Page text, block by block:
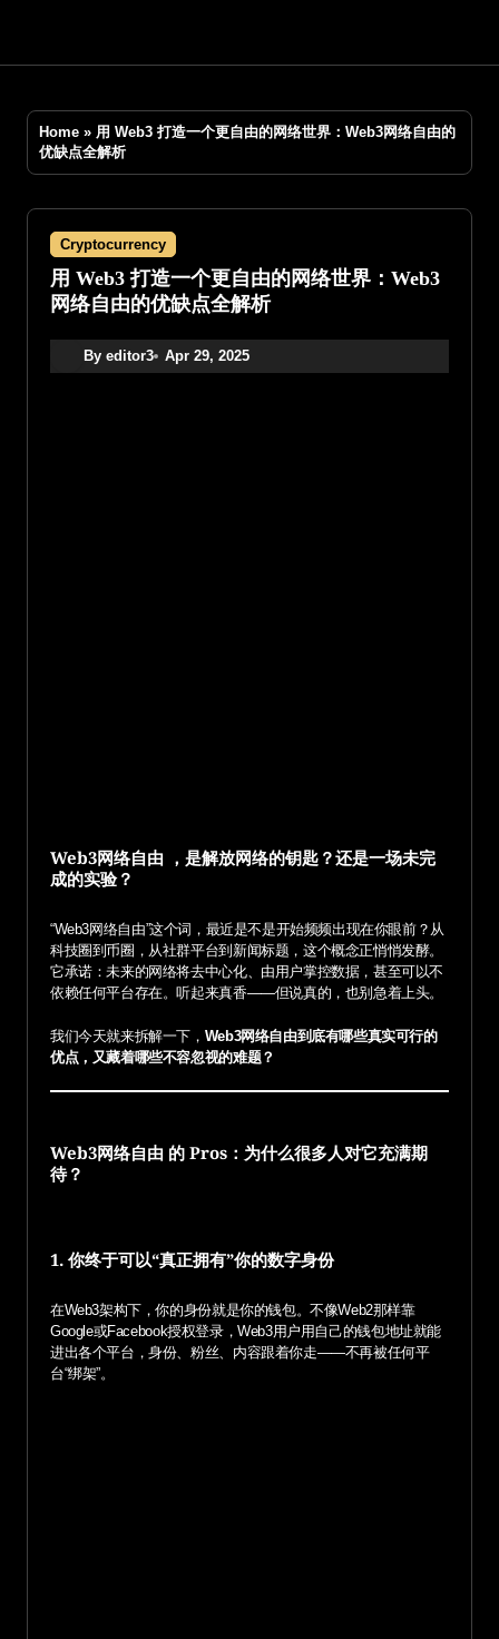
Home » 用 Web3 打造一个更自由的网络世界：Web3网络自由的
优缺点全解析
Cryptocurrency
用 Web3 打造一个更自由的网络世界：Web3
网络自由的优缺点全解析
By editor3 Apr 29, 2025
Web3网络自由 ，是解放网络的钥匙？还是一场未完
成的实验？
“Web3网络自由”这个词，最近是不是开始频频出现在你眼前？从
科技圈到币圈，从社群平台到新闻标题，这个概念正悄悄发酵。
它承诺：未来的网络将去中心化、由用户掌控数据，甚至可以不
依赖任何平台存在。听起来真香——但说真的，也别急着上头。
我们今天就来拆解一下， Web3网络自由到底有哪些真实可行的
优点，又藏着哪些不容忽视的难题？
Web3网络自由 的 Pros：为什么很多人对它充满期
待？
1. 你终于可以“真正拥有”你的数字身份
在Web3架构下，你的身份就是你的钱包。不像Web2那样靠
Google或Facebook授权登录，Web3用户用自己的钱包地址就能
进出各个平台，身份、粉丝、内容跟着你走——不再被任何平
台“绑架”。